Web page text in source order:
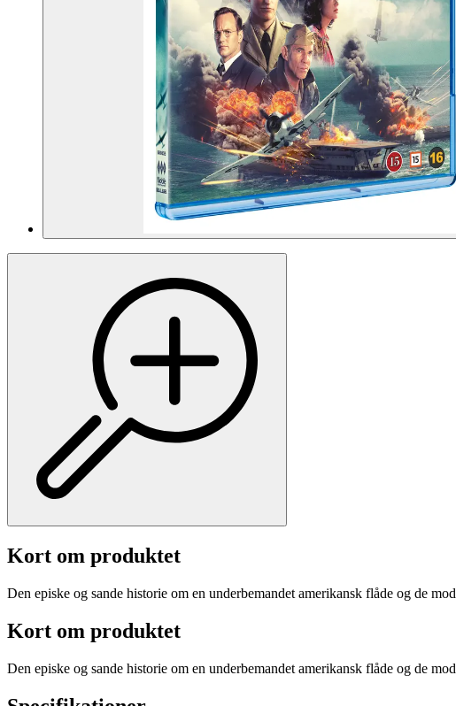
Kort om produktet
Den episke og sande historie om en underbemandet amerikansk flåde og de
Kort om produktet
Den episke og sande historie om en underbemandet amerikansk flåde og de